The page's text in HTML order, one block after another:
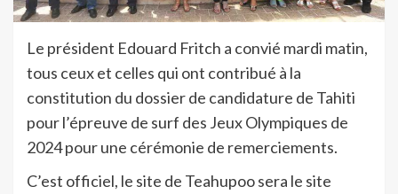
Le président Edouard Fritch a convié mardi matin,
tous ceux et celles qui ont contribué à la
constitution du dossier de candidature de Tahiti
pour l’épreuve de surf des Jeux Olympiques de
2024 pour une cérémonie de remerciements.
C’est officiel, le site de Teahupoo sera le site